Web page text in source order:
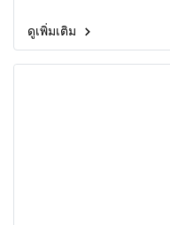
ดูเพิ่มเติม